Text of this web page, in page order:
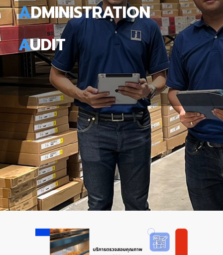
ADMINISTRATION
AUDIT